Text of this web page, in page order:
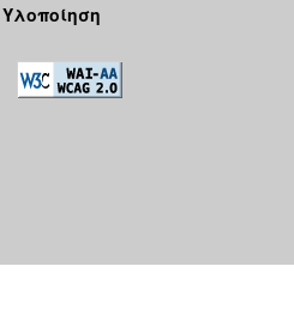
Υλοποίηση